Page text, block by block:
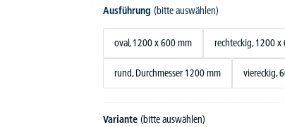
Ausführung (bitte auswählen)
oval, 1200 x 600 mm rechteckig, 1200 x
rund, Durchmesser 1200 mm viereckig,
Variante (bitte auswählen)